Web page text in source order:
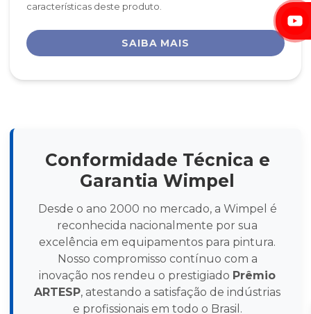
características deste produto.
SAIBA MAIS
Conformidade Técnica e
Garantia Wimpel
Desde o ano 2000 no mercado, a Wimpel é
reconhecida nacionalmente por sua
excelência em equipamentos para pintura.
Nosso compromisso contínuo com a
inovação nos rendeu o prestigiado Prêmio
ARTESP, atestando a satisfação de indústrias
e profissionais em todo o Brasil.